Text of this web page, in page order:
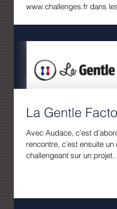
www.challenges.fr dans
La Gentle
Avec Audace, c’est
rencontre, c’est ensuite un
challengeant sur un